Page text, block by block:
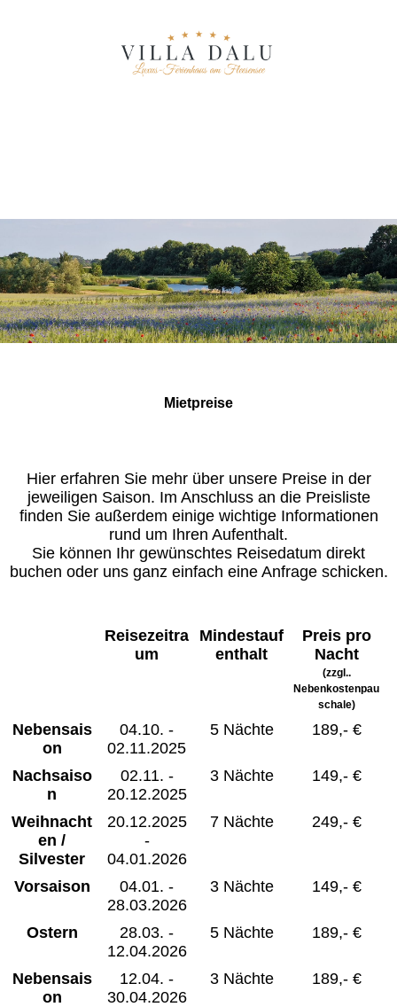
Mietpreise
Hier erfahren Sie mehr über unsere Preise in der
jeweiligen Saison. Im Anschluss an die Preisliste
finden Sie außerdem einige wichtige Informationen
rund um Ihren Aufenthalt.
Sie können Ihr gewünschtes Reisedatum direkt
buchen oder uns ganz einfach eine Anfrage schicken.
Reisezeitra
um
Mindestauf
enthalt
Preis pro
Nacht
(zzgl..
Nebenkostenpau
schale)
Nebensais
on
04.10. -
02.11.2025
5 Nächte 189,- €
Nachsaiso
n
02.11. -
20.12.2025
3 Nächte 149,- €
Weihnacht
en /
Silvester
20.12.2025
-
04.01.2026
7 Nächte 249,- €
Vorsaison
04.01. -
28.03.2026
3 Nächte 149,- €
Ostern
28.03. -
12.04.2026
5 Nächte 189,- €
Nebensais
on
12.04. -
30.04.2026
3 Nächte 189,- €